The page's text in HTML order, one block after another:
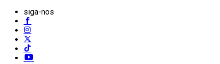
siga-nos